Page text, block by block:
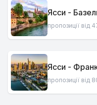
Ясси -
пропозиції від
Ясси -
пропозиції від